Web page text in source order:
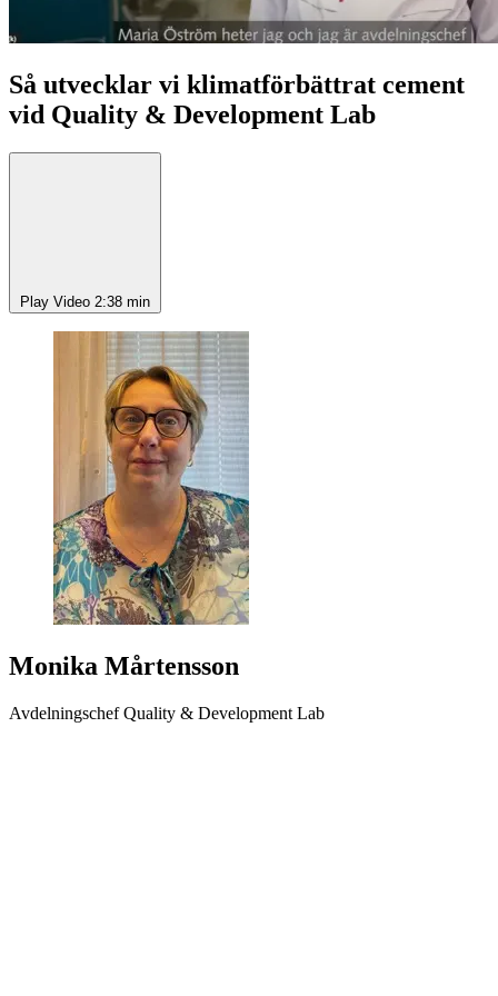
Så utvecklar vi klimatförbättrat cement
vid Quality & Development Lab
Play Video 2:38 min
Monika Mårtensson
Avdelningschef Quality & Development Lab